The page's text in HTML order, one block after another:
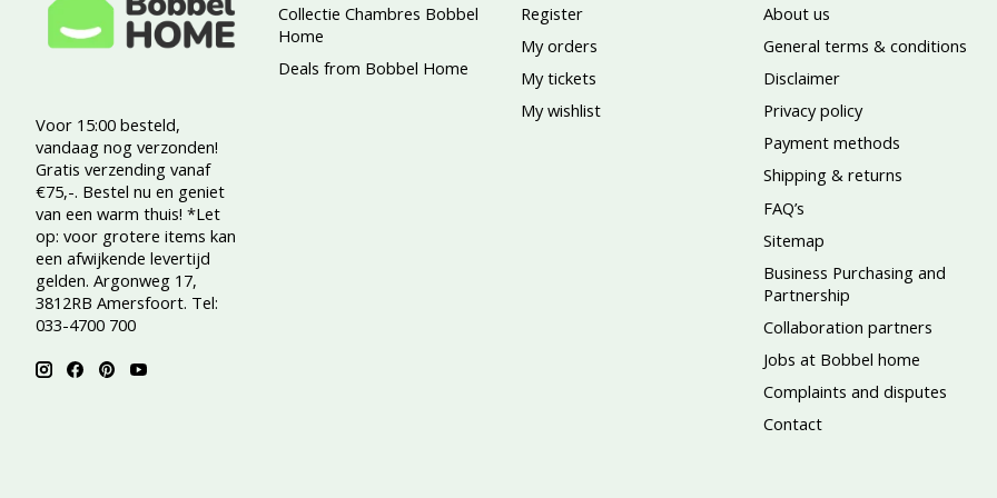
Voor 15:00 besteld,
vandaag nog verzonden!
Gratis verzending vanaf
€75,-. Bestel nu en geniet
van een warm thuis! *Let
op: voor grotere items kan
een afwijkende levertijd
gelden. Argonweg 17,
3812RB Amersfoort. Tel:
033-4700 700
Collectie Chambres Bobbel
Home
Deals from Bobbel Home
Register
My orders
My tickets
My wishlist
About us
General terms & conditions
Disclaimer
Privacy policy
Payment methods
Shipping & returns
FAQ’s
Sitemap
Business Purchasing and
Partnership
Collaboration partners
Jobs at Bobbel home
Complaints and disputes
Contact